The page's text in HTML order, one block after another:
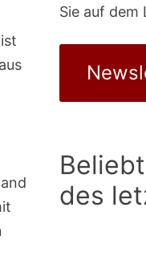
Sie auf dem
des